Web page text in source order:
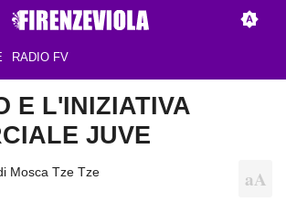
RADIO FV
E L'INIZIATIVA
JUVE
Mosca Tze Tze